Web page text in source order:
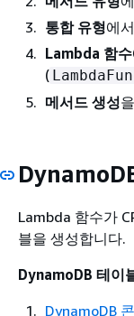
통합 유형에서
Lambda 함수
(
메서드 생성
Lambda 함수가
블을 생성합니다.
DynamoDB 테이
DynamoDB